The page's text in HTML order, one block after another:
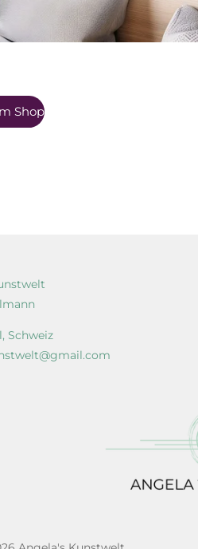
Shop
Schweiz